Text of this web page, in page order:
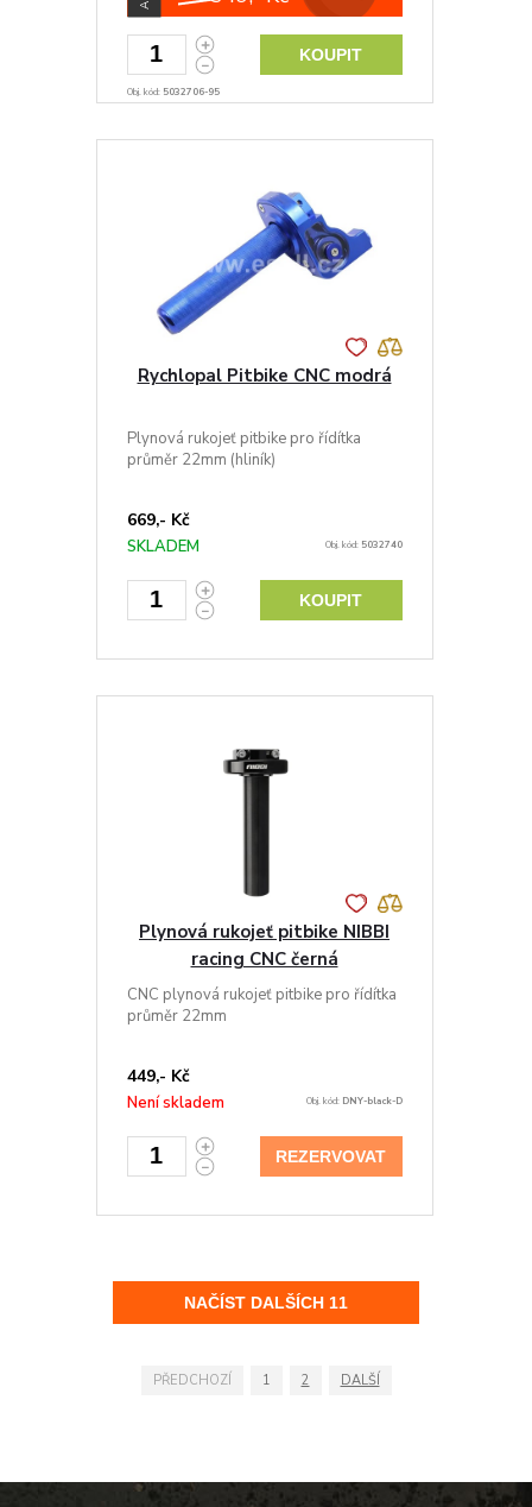
Obj. kód: 5032706-95
KOUPIT
Rychlopal Pitbike CNC modrá
Plynová rukojeť pitbike pro řídítka
průměr 22mm (hliník)
669,- Kč
SKLADEM Obj. kód: 5032740
KOUPIT
Plynová rukojeť pitbike NIBBI
racing CNC černá
CNC plynová rukojeť pitbike pro řídítka
průměr 22mm
449,- Kč
Není skladem Obj. kód: DNY-black-D
REZERVOVAT
PŘEDCHOZÍ 1 2 DALŠÍ